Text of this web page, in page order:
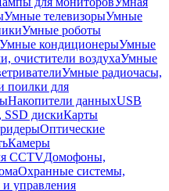
Умные телевизорыУмные
Умные роботы
Умные кондиционерыУмные
очистители воздухаУмные
Умные радиочасы,
поилки для
Накопители данныхUSB
дискиКарты
Оптические
Камеры
CCTVДомофоны,
Охранные системы,
управления